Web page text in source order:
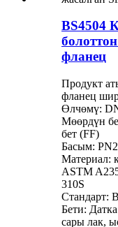
BS4504
фланец
Продукт
фланец
Өлчөмү:
Мөөрдүн
бет (FF)
Басым:
Материал:
ASTM
310S
Стандарт:
Бети:
сары лак,